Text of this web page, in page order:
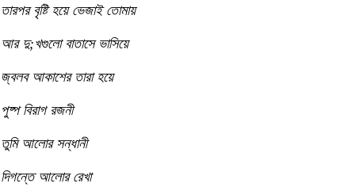
তারপর বৃষ্টি হয়ে ভেজাই তোমায়
আর দু;খগুলো বাতাসে ভাসিয়ে
জ্বলব আকাশের তারা হয়ে
পুষ্প বিরাগ রজনী
তুমি আলোর সন্ধানী
দিগন্তে আলোর রেখা